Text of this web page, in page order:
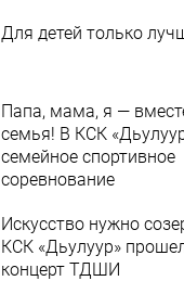
Для детей только
Папа, мама, я —
семья! В КСК
семейное спортивное
соревнование
Искусство нужно
КСК «Дьулуур»
концерт ТДШИ